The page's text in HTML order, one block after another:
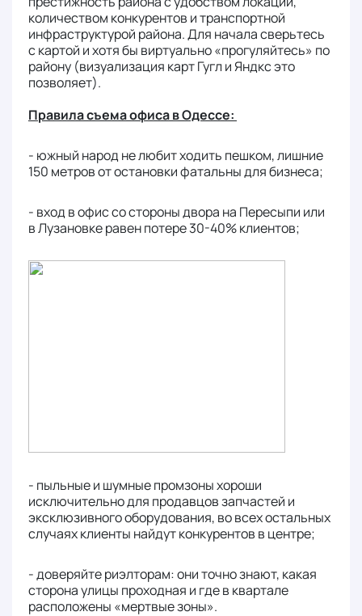
количеством конкурентов и транспортной
инфраструктурой района. Для начала сверьтесь
с картой и хотя бы виртуально «прогуляйтесь» по
району (визуализация карт Гугл и Яндкс это
позволяет).
Правила съема офиса в Одессе:
- южный народ не любит ходить пешком, лишние
150 метров от остановки фатальны для бизнеса;
- вход в офис со стороны двора на Пересыпи или
в Лузановке равен потере 30-40% клиентов;
- пыльные и шумные промзоны хороши
исключительно для продавцов запчастей и
эксклюзивного оборудования, во всех остальных
случаях клиенты найдут конкурентов в центре;
- доверяйте риэлторам: они точно знают, какая
сторона улицы проходная и где в квартале
расположены «мертвые зоны».